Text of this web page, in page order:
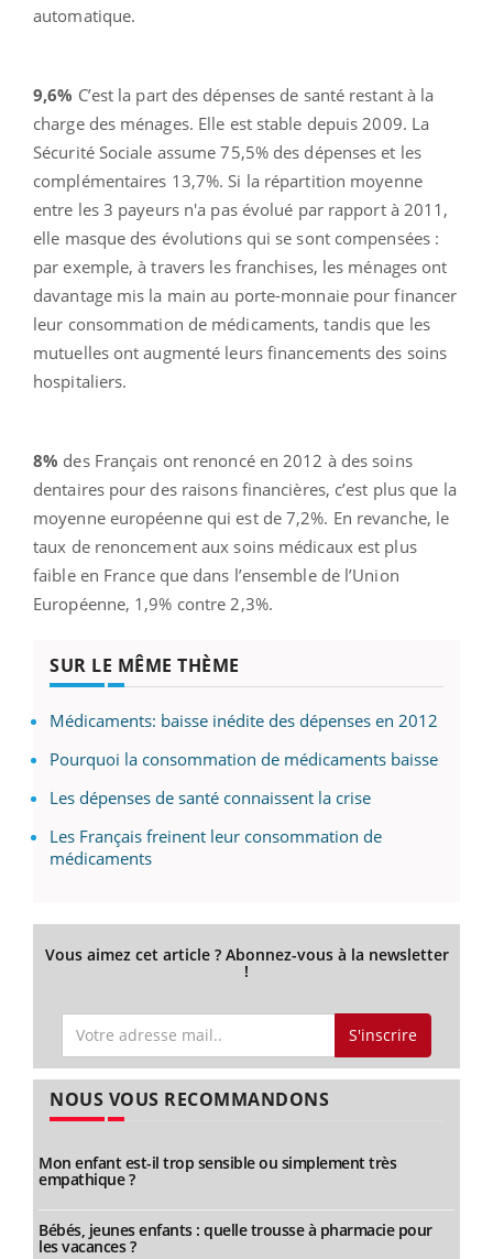
automatique.
9,6% C’est la part des dépenses de santé restant à la
charge des ménages. Elle est stable depuis 2009. La
Sécurité Sociale assume 75,5% des dépenses et les
complémentaires 13,7%. Si la répartition moyenne
entre les 3 payeurs n'a pas évolué par rapport à 2011,
elle masque des évolutions qui se sont compensées :
par exemple, à travers les franchises, les ménages ont
davantage mis la main au porte-monnaie pour financer
leur consommation de médicaments, tandis que les
mutuelles ont augmenté leurs financements des soins
hospitaliers.
8% des Français ont renoncé en 2012 à des soins
dentaires pour des raisons financières, c’est plus que la
moyenne européenne qui est de 7,2%. En revanche, le
taux de renoncement aux soins médicaux est plus
faible en France que dans l’ensemble de l’Union
Européenne, 1,9% contre 2,3%.
SUR LE MÊME THÈME
Médicaments: baisse inédite des dépenses en 2012
Pourquoi la consommation de médicaments baisse
Les dépenses de santé connaissent la crise
Les Français freinent leur consommation de
médicaments
Vous aimez cet article ? Abonnez-vous à la newsletter
!
S'inscrire
NOUS VOUS RECOMMANDONS
Mon enfant est-il trop sensible ou simplement très
empathique ?
Bébés, jeunes enfants : quelle trousse à pharmacie pour
les vacances ?